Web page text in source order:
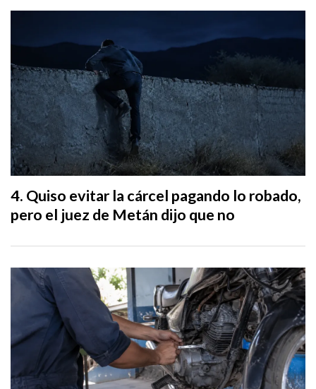
Quiso evitar la cárcel pagando lo robado,
pero el juez de Metán dijo que no